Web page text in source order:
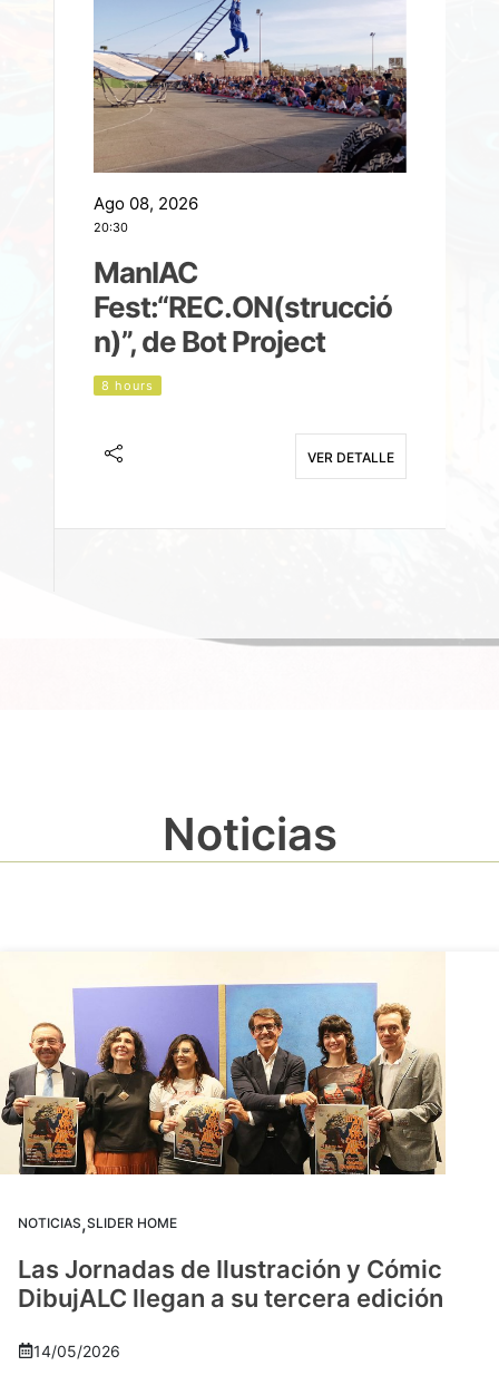
Ago 08, 2026
20:30
ManIAC
Fest:“REC.ON(strucció
n)”, de Bot Project
8 hours
VER DETALLE
Noticias
NOTICIAS,SLIDER HOME
Las Jornadas de Ilustración y Cómic
DibujALC llegan a su tercera edición
14/05/2026